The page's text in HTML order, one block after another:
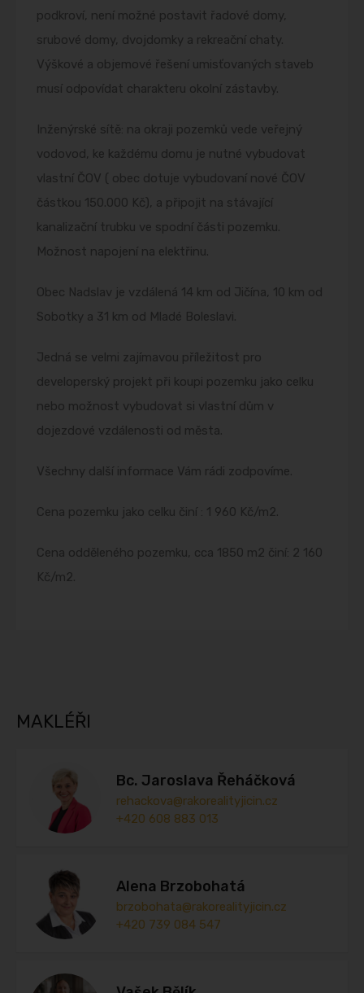
podkroví, není možné postavit řadové domy,
srubové domy, dvojdomky a rekreační chaty.
Výškové a objemové řešení umisťovaných staveb
musí odpovídat charakteru okolní zástavby.
Inženýrské sítě: na okraji pozemků vede veřejný
vodovod, ke každému domu je nutné vybudovat
vlastní ČOV ( obec dotuje vybudovaní nové ČOV
částkou 150.000 Kč), a připojit na stávající
kanalizační trubku ve spodní části pozemku.
Možnost napojení na elektřinu.
Obec Nadslav je vzdálená 14 km od Jičína, 10 km od
Sobotky a 31 km od Mladé Boleslavi.
Jedná se velmi zajímavou příležitost pro
developerský projekt při koupi pozemku jako celku
nebo možnost vybudovat si vlastní dům v
dojezdové vzdálenosti od města.
Všechny další informace Vám rádi zodpovíme.
Cena pozemku jako celku činí : 1 960 Kč/m2.
Cena odděleného pozemku, cca 1850 m2 činí: 2 160
Kč/m2.
MAKLÉŘI
Bc. Jaroslava Řeháčková
rehackova@rakorealityjicin.cz
+420 608 883 013
Alena Brzobohatá
brzobohata@rakorealityjicin.cz
+420 739 084 547